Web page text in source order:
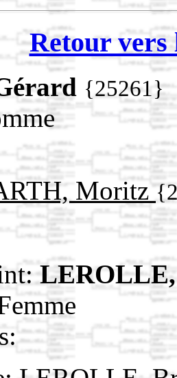
Retour vers
{25261}
Moritz